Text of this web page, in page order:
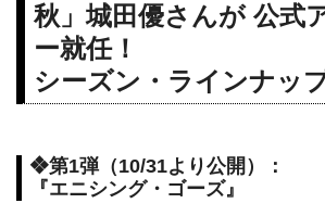
秋」城田優さんが 公式
ー就任！
シーズン・ラインナッ
❖第1弾（10/31より公開）：
『エニシング・ゴーズ』